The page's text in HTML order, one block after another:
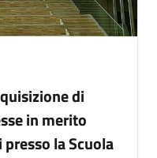
di
in merito
la Scuola